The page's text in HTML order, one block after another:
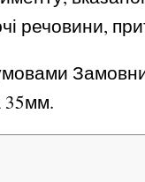
речовини,
35мм.